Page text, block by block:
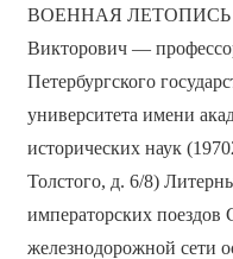
ВОЕННАЯ ЛЕТОПИСЬ
Викторович —
Петербургского
университета имени
исторических наук
Толстого, д. 6/8)
императорских поездов
железнодорожной сети